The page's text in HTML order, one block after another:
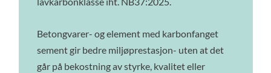
Betongvarer- og element med karbonfanget
sement gir bedre miljøprestasjon- uten at det
går på bekostning av styrke, kvalitet eller